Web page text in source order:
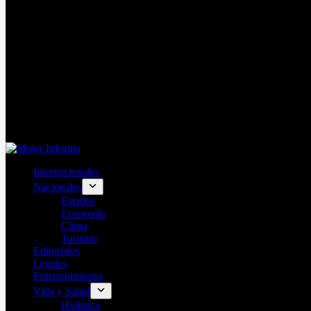
Internacionales
Nacionales
Estados
Economía
Clima
Turismo
Editoriales
Legales
Entretenimiento
Vida y Salud
Holística